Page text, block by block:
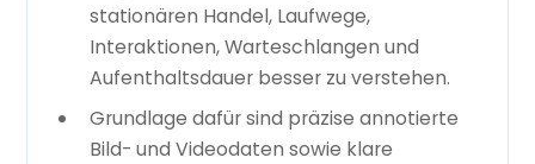
stationären Handel, Laufwege,
Interaktionen, Warteschlangen und
Aufenthaltsdauer besser zu verstehen.
Grundlage dafür sind präzise annotierte
Bild- und Videodaten sowie klare